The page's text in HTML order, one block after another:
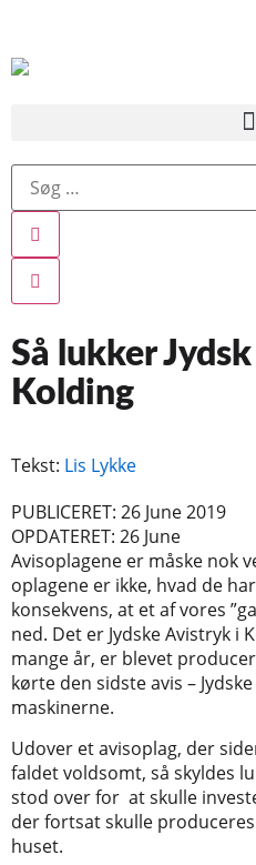
Så lukker
Kolding
Tekst: Lis Lykke
PUBLICERET: 26 June 2019
OPDATERET: 26 June
Avisoplagene er måske nok
oplagene er ikke, hvad de
konsekvens, at et af vores
ned. Det er Jydske Avistryk i
mange år, er blevet
kørte den sidste avis –
maskinerne.
Udover et avisoplag, der
faldet voldsomt, så skyldes
stod over for at skulle
der fortsat skulle
huset.